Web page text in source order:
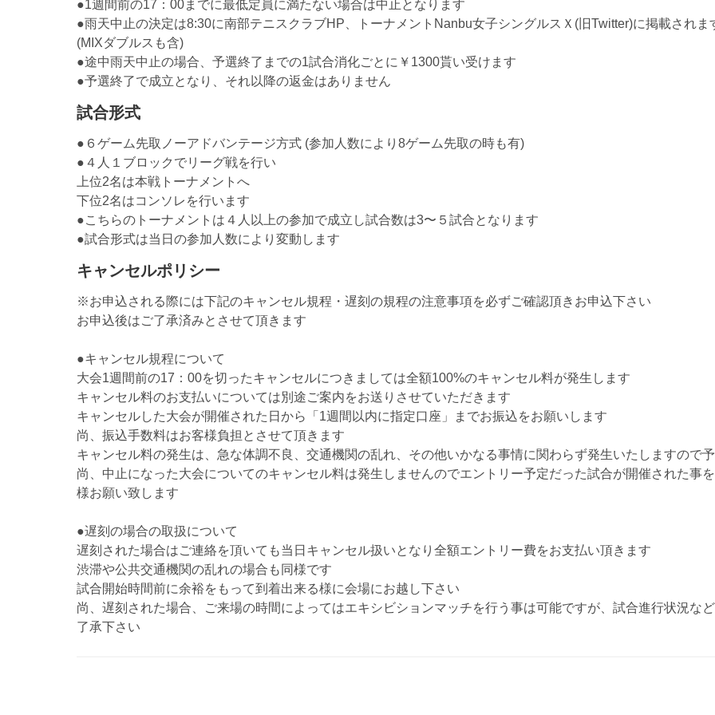
●1週間前の17：00までに最低定員に満たない場合は中止となります
●雨天中止の決定は8:30に南部テニスクラブHP、トーナメントNanbu女子シングルスＸ(旧Twitter)に掲載されま
(MIXダブルスも含)
●途中雨天中止の場合、予選終了までの1試合消化ごとに￥1300貰い受けます
●予選終了で成立となり、それ以降の返金はありません
試合形式
●６ゲーム先取ノーアドバンテージ方式 (参加人数により8ゲーム先取の時も有)
●４人１ブロックでリーグ戦を行い
上位2名は本戦トーナメントへ
下位2名はコンソレを行います
●こちらのトーナメントは４人以上の参加で成立し試合数は3〜５試合となります
●試合形式は当日の参加人数により変動します
キャンセルポリシー
※お申込される際には下記のキャンセル規程・遅刻の規程の注意事項を必ずご確認頂きお申込下さい
お申込後はご了承済みとさせて頂きます
●キャンセル規程について
大会1週間前の17：00を切ったキャンセルにつきましては全額100%のキャンセル料が発生します
キャンセル料のお支払いについては別途ご案内をお送りさせていただきます
キャンセルした大会が開催された日から「1週間以内に指定口座」までお振込をお願いします
尚、振込手数料はお客様負担とさせて頂きます
キャンセル料の発生は、急な体調不良、交通機関の乱れ、その他いかなる事情に関わらず発生いたしますので
尚、中止になった大会についてのキャンセル料は発生しませんのでエントリー予定だった試合が開催された事
様お願い致します
●遅刻の場合の取扱について
遅刻された場合はご連絡を頂いても当日キャンセル扱いとなり全額エントリー費をお支払い頂きます
渋滞や公共交通機関の乱れの場合も同様です
試合開始時間前に余裕をもって到着出来る様に会場にお越し下さい
尚、遅刻された場合、ご来場の時間によってはエキシビションマッチを行う事は可能ですが、試合進行状況な
了承下さい